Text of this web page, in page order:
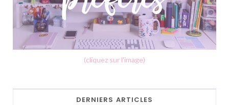
(cliquez sur l'image)
DERNIERS ARTICLES